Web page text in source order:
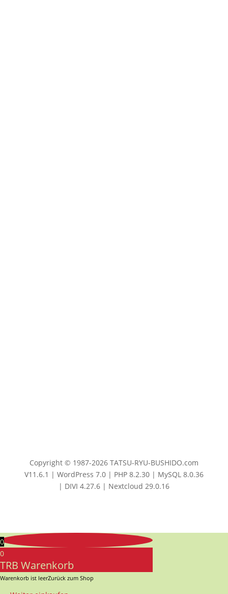
Copyright © 1987-2026 TATSU-RYU-BUSHIDO.com
V11.6.1 | WordPress 7.0 | PHP 8.2.30 | MySQL 8.0.36
| DIVI 4.27.6 | Nextcloud 29.0.16
0
0
TRB Warenkorb
Warenkorb ist leerZurück zum Shop